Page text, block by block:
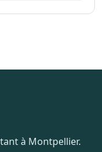
à Montpellier.